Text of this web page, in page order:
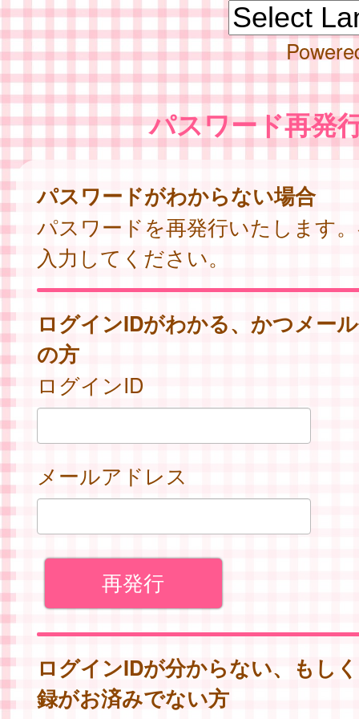
パスワード再発
パスワードがわからない場合
パスワードを再発行いたします
入力してください。
ログインIDがわかる、かつメー
の方
ログインID
メールアドレス
ログインIDが分からない、もし
録がお済みでない方